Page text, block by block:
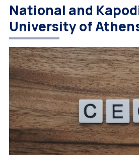
National and
University of